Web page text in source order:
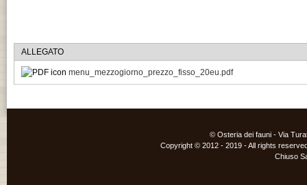
ALLEGATO
menu_mezzogiorno_prezzo_fisso_20eu.pdf
© Osteria dei fauni - Via
Copyright © 2012 - 2019 - All rights
Chiuso